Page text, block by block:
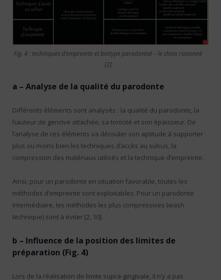
Fig. 4 : techniques d’empreinte et biotype parodontal – le choix raisonné
[2]
a – Analyse de la qualité du parodonte
Différents éléments sont analysés : la qualité du parodonte, la
hauteur de gencive attachée, sa tonicité et son épaisseur. De
l’analyse de ces éléments va découler son aptitude à supporter
plus ou moins bien les techniques d’accès au sulcus, la
compression des matériaux utilisés et la technique d’empreinte.
Ainsi, pour un parodonte en situation favorable, toutes les
méthodes d’empreinte sont exploitables. Pour un parodonte
intermédiaire, les méthodes les plus compressives (wash
technique) sont à éviter [2, 10].
b – Influence de la position des limites de
préparation (Fig. 4)
Lors de la réalisation de limite supra-gingivale, il n’y a pas